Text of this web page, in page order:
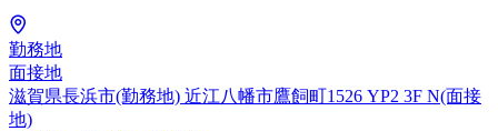
勤務地
面接地
滋賀県長浜市(勤務地) 近江八幡市鷹飼町1526 YP2 3F N(面接
地)